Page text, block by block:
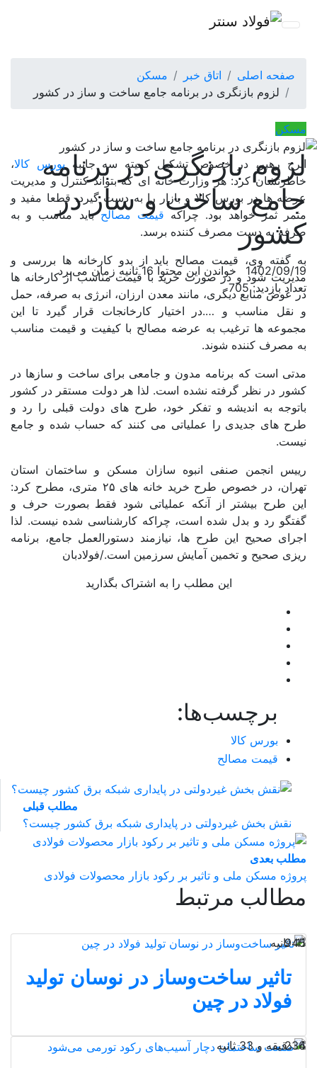
صفحه اصلی اتاق خبر
مسکن
لزوم بازنگری در برنامه جامع ساخت و ساز در کشور
مسکن
لزوم بازنگری در برنامه
جامع ساخت و ساز در
کشور
1402/09/19
خواندن این محتوا 16 ثانیه زمان می‌برد
تعداد بازدید: 705
ایرج رهبر، در خصوص تشکیل کمیته سه جانبهبورس کالا،
خاطرنشان کرد: هر وزارت خانه ای که بتواند کنترل و مدیریت
عرضه ها در بورس کالا و بازار را به دست گیرد، قطعا مفید و
مثمر ثمر خواهد بود. چراکه قیمت مصالحباید مناسب و به
صرفه به دست مصرف کننده برسد.
به گفته وی، قیمت مصالح باید از بدو کارخانه ها بررسی و
مدیریت شود و در صورت خرید با قیمت مناسب از کارخانه ها
در عوض منابع دیگری، مانند معدن ارزان، انرژی به صرفه، حمل
و نقل مناسب و ….در اختیار کارخانجات قرار گیرد تا این
مجموعه ها ترغیب به عرضه مصالح با کیفیت و قیمت مناسب
به مصرف کننده شوند.
مدتی است که برنامه مدون و جامعی برای ساخت و سازها در
کشور در نظر گرفته نشده است. لذا هر دولت مستقر در کشور
باتوجه به اندیشه و تفکر خود، طرح های دولت قبلی را رد و
طرح های جدیدی را عملیاتی می کنند که حساب شده و جامع
نیست.
رییس انجمن صنفی انبوه سازان مسکن و ساختمان استان
تهران، در خصوص طرح خرید خانه های ۲۵ متری، مطرح کرد:
این طرح بیشتر از آنکه عملیاتی شود فقط بصورت حرف و
گفتگو رد و بدل شده است، چراکه کارشناسی شده نیست. لذا
اجرای صحیح این طرح ها، نیازمند دستورالعمل جامع، برنامه
ریزی صحیح و تخمین آمایش سرزمین است./فولادبان
این مطلب را به اشتراک بگذارید
برچسب‌ها:
بورس کالا
قیمت مصالح
مطلب قبلی
نقش‌ بخش غیردولتی در پایداری شبکه برق کشور چیست؟
مطلب بعدی
پروژه مسکن ملی و تاثیر بر رکود بازار محصولات فولادی
مطالب مرتبط
11 ثانیه
945
تاثیر ساخت‌‌وساز در نوسان تولید
فولاد در چین
4 دقیقه و 33 ثانیه
236